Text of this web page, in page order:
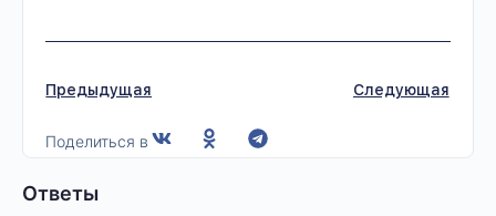
Предыдущая Следующая
Поделиться в
Ответы